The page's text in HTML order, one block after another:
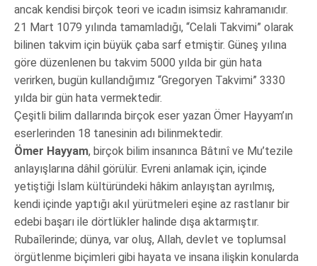
ancak kendisi birçok teori ve icadın isimsiz kahramanıdır.
21 Mart 1079 yılında tamamladığı, “Celali Takvimi” olarak
bilinen takvim için büyük çaba sarf etmiştir. Güneş yılına
göre düzenlenen bu takvim 5000 yılda bir gün hata
verirken, bugün kullandığımız “Gregoryen Takvimi” 3330
yılda bir gün hata vermektedir.
Çeşitli bilim dallarında birçok eser yazan Ömer Hayyam’ın
eserlerinden 18 tanesinin adı bilinmektedir.
Ömer Hayyam, birçok bilim insanınca Bâtınî ve Mu’tezile
anlayışlarına dâhil görülür. Evreni anlamak için, içinde
yetiştiği İslam kültüründeki hâkim anlayıştan ayrılmış,
kendi içinde yaptığı akıl yürütmeleri eşine az rastlanır bir
edebi başarı ile dörtlükler halinde dışa aktarmıştır.
Rubaîlerinde; dünya, var oluş, Allah, devlet ve toplumsal
örgütlenme biçimleri gibi hayata ve insana ilişkin konularda